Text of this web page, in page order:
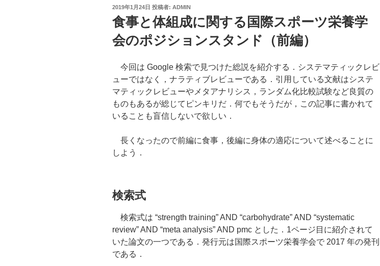
投
日:
2019年1月24日 投稿者: ADMIN
食事と体組成に関する国際スポーツ栄養学
会のポジションスタンド（前編）
今回は Google 検索で見つけた総説を紹介する．システマティックレビ
ューではなく，ナラティブレビューである．引用している文献はシステ
マティックレビューやメタアナリシス，ランダム化比較試験など良質の
ものもあるが総じてピンキリだ．何でもそうだが，この記事に書かれて
いることも盲信しないで欲しい．
長くなったので前編に食事，後編に身体の適応について述べることに
しよう．
検索式
検索式は “strength training” AND “carbohydrate” AND “systematic
review” AND “meta analysis” AND pmc とした．1ページ目に紹介されて
いた論文の一つである．発行元は国際スポーツ栄養学会で 2017 年の発刊
である．